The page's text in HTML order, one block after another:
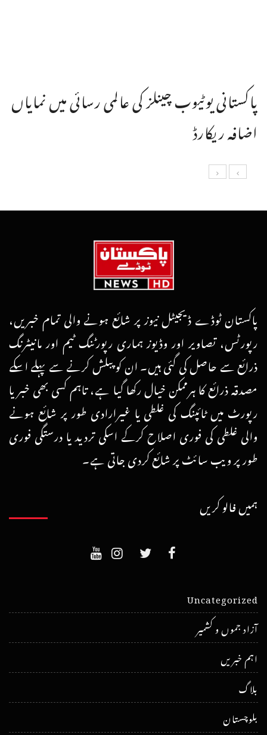
پاکستانی یوٹیوب چینلز کی عالمی رسائی میں نمایاں
اضافہ ریکارڈ
پاکستان ٹوڈے ڈیجیٹل نیوز پر شائع ہونے والی تمام خبریں،
رپورٹس، تصاویر اور وڈیوز ہماری رپورٹنگ ٹیم اور مانیٹرنگ
ذرائع سے حاصل کی گئی ہیں۔ ان کو پبلش کرنے سے پہلے اسکے
مصدقہ ذرائع کا ہرممکن خیال رکھا گیا ہے، تاہم کسی بھی خبر یا
رپورٹ میں ٹائپنگ کی غلطی یا غیرارادی طور پر شائع ہونے
والی غلطی کی فوری اصلاح کرکے اسکی تردید یا درستگی فوری
طور پر ویب سائٹ پر شائع کردی جاتی ہے۔
ہمیں فالو کریں
Uncategorized
آزاد جموں و کشمیر
اہم خبریں
بلاگ
بلوچستان